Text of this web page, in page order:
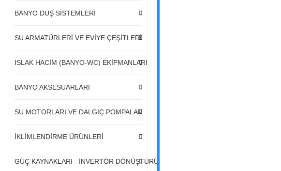
BANYO DUŞ SİSTEMLERİ
SU ARMATÜRLERİ VE EVİYE ÇEŞİTLERİ
ISLAK HACİM (BANYO-WC) EKİPMANLARI
BANYO AKSESUARLARI
SU MOTORLARI VE DALGIÇ POMPALAR
İKLİMLENDİRME ÜRÜNLERİ
GÜÇ KAYNAKLARI - İNVERTÖR DÖNÜŞTÜRÜCÜLER - REGÜLATÖRLER